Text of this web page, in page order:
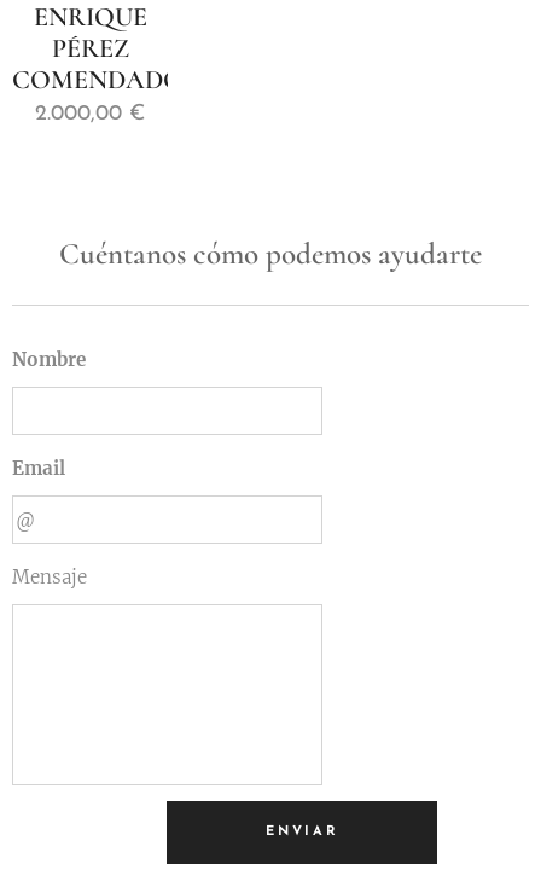
ENRIQUE
PÉREZ
COMENDADOR
2.000,00 €
Cuéntanos cómo podemos ayudarte
Nombre
Email
Mensaje
ENVIAR